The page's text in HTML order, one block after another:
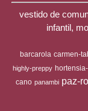
vestido de
infantil,
barcarola carmen-
highly-preppy
cano panambi paz-